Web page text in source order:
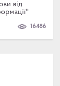
від
16486